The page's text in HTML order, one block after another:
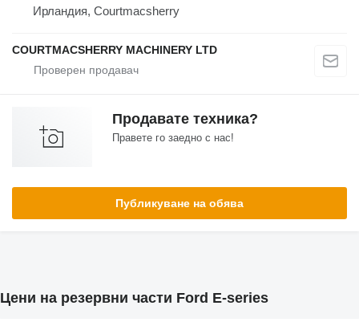
Ирландия, Courtmacsherry
COURTMACSHERRY MACHINERY LTD
Продавате техника?
Правете го заедно с нас!
Публикуване на обява
Цени на резервни части Ford E-series